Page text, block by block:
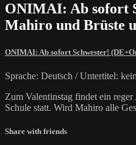
ONIMAI: Ab sofort
Mahiro und Brüste
ONIMAI: Ab sofort Schwester!
Sprache: Deutsch / Untertitel:
Zum Valentinstag findet ein
Schule statt. Wird Mahiro alle
Share with friends